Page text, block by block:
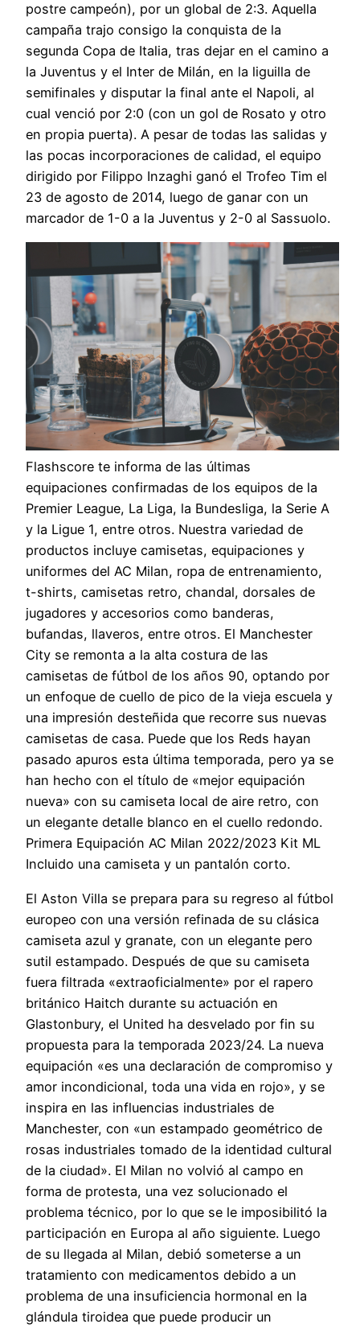
postre campeón), por un global de 2:3. Aquella
campaña trajo consigo la conquista de la
segunda Copa de Italia, tras dejar en el camino a
la Juventus y el Inter de Milán, en la liguilla de
semifinales y disputar la final ante el Napoli, al
cual venció por 2:0 (con un gol de Rosato y otro
en propia puerta). A pesar de todas las salidas y
las pocas incorporaciones de calidad, el equipo
dirigido por Filippo Inzaghi ganó el Trofeo Tim el
23 de agosto de 2014, luego de ganar con un
marcador de 1-0 a la Juventus y 2-0 al Sassuolo.
Flashscore te informa de las últimas
equipaciones confirmadas de los equipos de la
Premier League, La Liga, la Bundesliga, la Serie A
y la Ligue 1, entre otros. Nuestra variedad de
productos incluye camisetas, equipaciones y
uniformes del AC Milan, ropa de entrenamiento,
t-shirts, camisetas retro, chandal, dorsales de
jugadores y accesorios como banderas,
bufandas, llaveros, entre otros. El Manchester
City se remonta a la alta costura de las
camisetas de fútbol de los años 90, optando por
un enfoque de cuello de pico de la vieja escuela y
una impresión desteñida que recorre sus nuevas
camisetas de casa. Puede que los Reds hayan
pasado apuros esta última temporada, pero ya se
han hecho con el título de «mejor equipación
nueva» con su camiseta local de aire retro, con
un elegante detalle blanco en el cuello redondo.
Primera Equipación AC Milan 2022/2023 Kit ML
Incluido una camiseta y un pantalón corto.
El Aston Villa se prepara para su regreso al fútbol
europeo con una versión refinada de su clásica
camiseta azul y granate, con un elegante pero
sutil estampado. Después de que su camiseta
fuera filtrada «extraoficialmente» por el rapero
británico Haitch durante su actuación en
Glastonbury, el United ha desvelado por fin su
propuesta para la temporada 2023/24. La nueva
equipación «es una declaración de compromiso y
amor incondicional, toda una vida en rojo», y se
inspira en las influencias industriales de
Manchester, con «un estampado geométrico de
rosas industriales tomado de la identidad cultural
de la ciudad». El Milan no volvió al campo en
forma de protesta, una vez solucionado el
problema técnico, por lo que se le imposibilitó la
participación en Europa al año siguiente. Luego
de su llegada al Milan, debió someterse a un
tratamiento con medicamentos debido a un
problema de una insuficiencia hormonal en la
glándula tiroidea que puede producir un